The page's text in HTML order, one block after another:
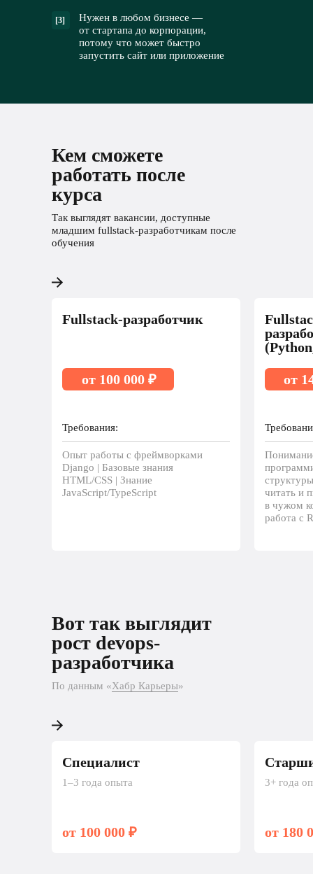
[3]
Нужен в любом бизнесе —
от стартапа до корпорации,
потому что может быстро
запустить сайт или приложение
Кем сможете
работать после
курса
Так выглядят вакансии, доступные
младшим fullstack-разработчикам после
обучения
Fullstack-разработчик
Требования:
Опыт работы с фреймворками
Django | Базовые знания
HTML/CSS | Знание
JavaScript/TypeScript
от 100 000 ₽
читать и
в чужом
работа с
от
Вот так выглядит
рост devops-
разработчика
По данным «Хабр Карьеры»
разработчика
По данным «Хабр Карьеры»
Специалист
1–3 года опыта
от 100 000 ₽
3+ года
от 180